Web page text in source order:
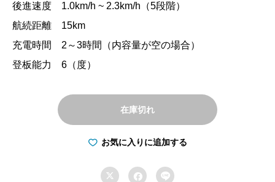
後進速度 1.0km/h ~ 2.3km/h（5段階）
航続距離 15km
充電時間 2～3時間（内容量が空の場合）
登板能力 6（度）
在庫切れ
お気に入りに追加する
  